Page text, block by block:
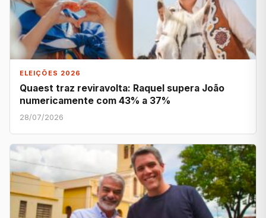
ELEIÇÕES 2026
Quaest traz reviravolta: Raquel supera João
numericamente com 43% a 37%
28/07/2026